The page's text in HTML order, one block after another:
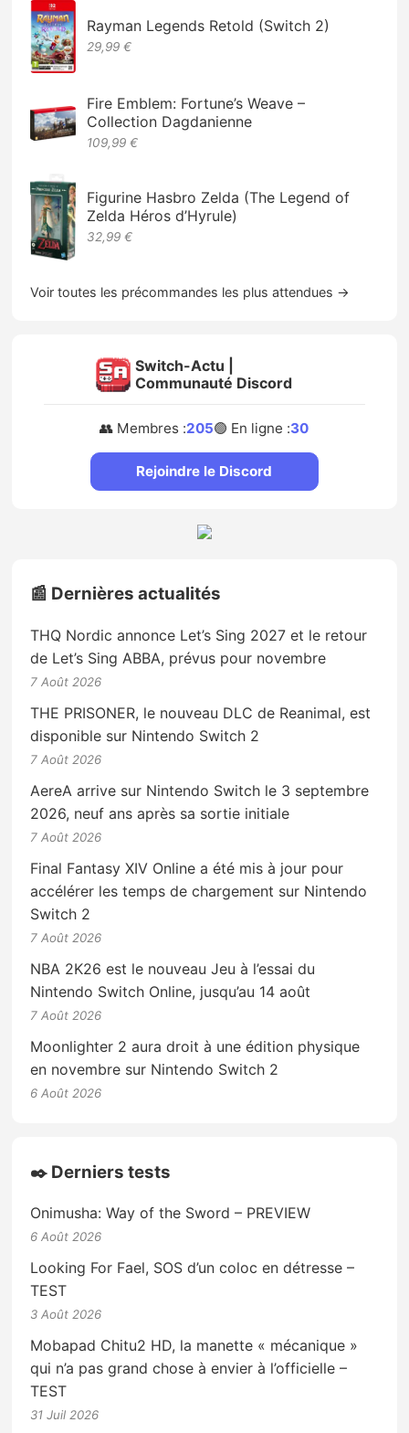
Rayman Legends Retold (Switch 2)
29,99 €
Fire Emblem: Fortune’s Weave –
Collection Dagdanienne
109,99 €
Figurine Hasbro Zelda (The Legend of
Zelda Héros d’Hyrule)
32,99 €
Voir toutes les précommandes les plus attendues →
Switch-Actu |
Communauté Discord
👥 Membres :205🟢 En ligne :30
Rejoindre le Discord
📰 Dernières actualités
THQ Nordic annonce Let’s Sing 2027 et le retour
de Let’s Sing ABBA, prévus pour novembre
7 Août 2026
THE PRISONER, le nouveau DLC de Reanimal, est
disponible sur Nintendo Switch 2
7 Août 2026
AereA arrive sur Nintendo Switch le 3 septembre
2026, neuf ans après sa sortie initiale
7 Août 2026
Final Fantasy XIV Online a été mis à jour pour
accélérer les temps de chargement sur Nintendo
Switch 2
7 Août 2026
NBA 2K26 est le nouveau Jeu à l’essai du
Nintendo Switch Online, jusqu’au 14 août
7 Août 2026
Moonlighter 2 aura droit à une édition physique
en novembre sur Nintendo Switch 2
6 Août 2026
✒️ Derniers tests
Onimusha: Way of the Sword – PREVIEW
6 Août 2026
Looking For Fael, SOS d’un coloc en détresse –
TEST
3 Août 2026
Mobapad Chitu2 HD, la manette « mécanique »
qui n’a pas grand chose à envier à l’officielle –
TEST
31 Juil 2026